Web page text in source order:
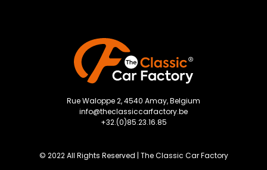
Rue Waloppe 2, 4540 Amay, Belgium
info@theclassiccarfactory.be
+32.(0)85.23.16.85
© 2022 All Rights Reserved | The Classic Car Factory